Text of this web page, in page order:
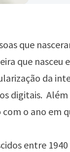
que
que
da
digitais.
o ano em
entre 1940